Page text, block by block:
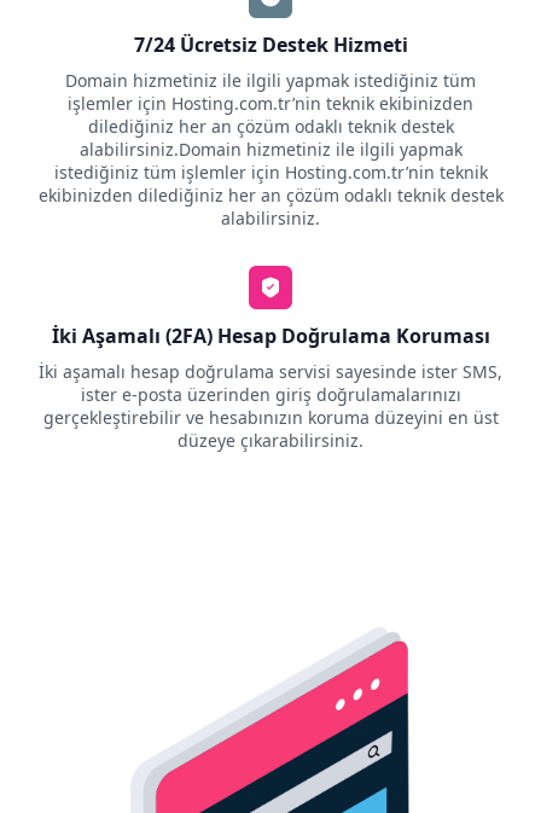
7/24 Ücretsiz Destek Hizmeti
Domain hizmetiniz ile ilgili yapmak istediğiniz tüm
işlemler için Hosting.com.tr’nin teknik ekibinizden
dilediğiniz her an çözüm odaklı teknik destek
alabilirsiniz.Domain hizmetiniz ile ilgili yapmak
istediğiniz tüm işlemler için Hosting.com.tr’nin teknik
ekibinizden dilediğiniz her an çözüm odaklı teknik destek
alabilirsiniz.
İki Aşamalı (2FA) Hesap Doğrulama Koruması
İki aşamalı hesap doğrulama servisi sayesinde ister SMS,
ister e-posta üzerinden giriş doğrulamalarınızı
gerçekleştirebilir ve hesabınızın koruma düzeyini en üst
düzeye çıkarabilirsiniz.